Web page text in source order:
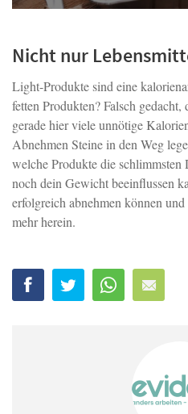
Nicht nur
Light-Produkte sind eine
fetten Produkten? Falsch
gerade hier viele unnötige
Abnehmen Steine in den Weg
welche Produkte die
noch dein Gewicht beeinflussen
erfolgreich abnehmen können
mehr herein.